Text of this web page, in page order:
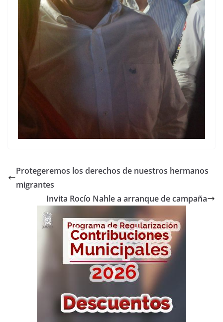
Protegeremos los derechos de nuestros hermanos
migrantes
Invita Rocío Nahle a arranque de campaña